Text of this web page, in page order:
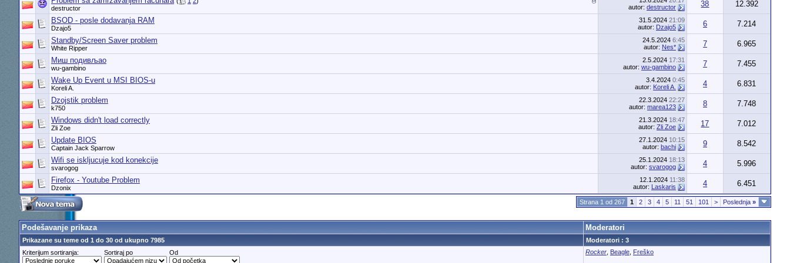
destructor
autor: destructor 38
12.392
BSOD - posle dodavanja RAM
Dzajo5
31.5.2024 21:09
autor: Dzajo5 6
7.214
Standby/Screen Saver problem
White Ripper
24.5.2024 6:45
autor: Nes* 7
6.965
Миш подивљао
wu-gambino
2.5.2024 17:31
autor: wu-gambino 7
7.455
Wake Up Event u MSI BIOS-u
Koreli A.
3.4.2024 0:45
autor: Koreli A. 4
6.831
Dzojstik problem
k750
22.3.2024 22:27
autor: marea123 8
7.748
Windows didn't load correctly
Zli Zoe
21.3.2024 18:47
autor: Zli Zoe 17
7.012
Update BIOS
Captain Jack Sparrow
27.1.2024 10:15
autor: bachi 9
8.542
Wifi se iskljucuje kod konekcije
svarogog
25.1.2024 18:13
autor: svarogog 4
5.996
Firefox - Youtube Problem
Dzonix
12.1.2024 11:38
autor: Laskaris 4 6.451
Strana 1 od 267 1 2 3 4 5 11 51 101 > Poslednja »
Podešavanje prikaza Moderatori
Prikazane su teme od 1 do 30 od ukupno 7985
Moderatori : 3
Kriterijum sortiranja:
Sortiraj po Od Rocker, Beagle, Freško